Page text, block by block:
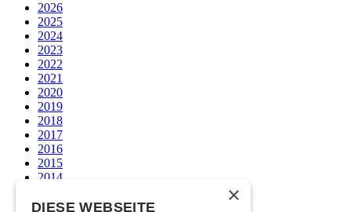
2026
2025
2024
2023
2022
2021
2020
2019
2018
2017
2016
2015
2014
2012
×
DIESE WEBSEITE